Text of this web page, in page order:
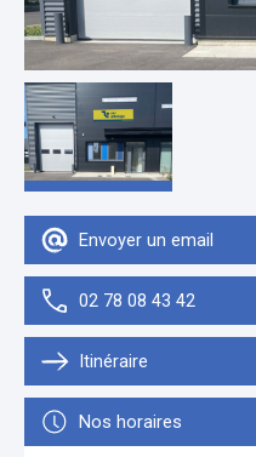
Envoyer un email
02 78 08 43 42
Itinéraire
Nos horaires